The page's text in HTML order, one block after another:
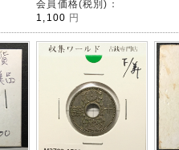
会員価格(税別)：
1,100 円